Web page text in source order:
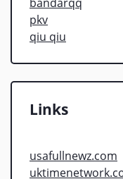
pkv
qiu qiu
Links
usafullnewz.com